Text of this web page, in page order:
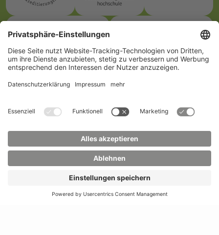
Hochschule
+49 3583 612-
info(at)hszg.de
Studienberatung
Telefon:
3055